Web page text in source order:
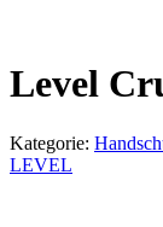
Level
Kategorie:
LEVEL